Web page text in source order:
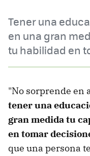
Tener una
en una gran
tu habilidad en
"No sorprende en
tener una
gran medida tu
en tomar
que una persona